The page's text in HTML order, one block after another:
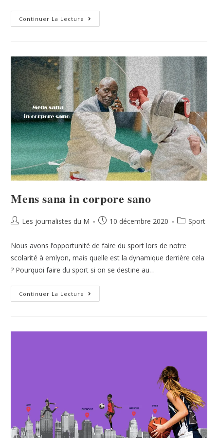
Continuer La Lecture
Mens sana in corpore sano
Les journalistes du M 10 décembre 2020 Sport
Nous avons l’opportunité de faire du sport lors de notre
scolarité à emlyon, mais quelle est la dynamique derrière cela
? Pourquoi faire du sport si on se destine au…
Continuer La Lecture